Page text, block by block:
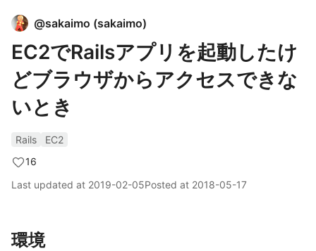
@sakaimo (sakaimo)
EC2でRailsアプリを起動したけ
どブラウザからアクセスできな
いとき
Rails
EC2
16
Last updated at 2019-02-05Posted at 2018-05-17
環境